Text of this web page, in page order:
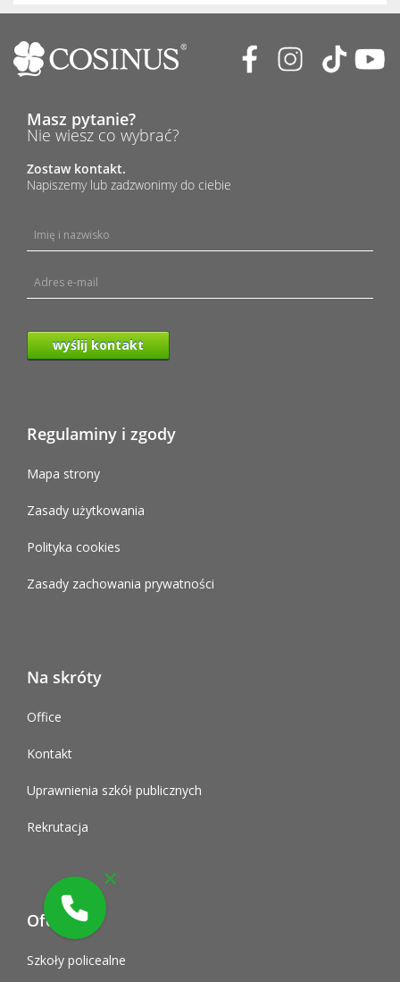
Masz pytanie?
Nie wiesz co wybrać?
Zostaw kontakt.
Napiszemy lub zadzwonimy do ciebie
wyślij kontakt
Regulaminy i zgody
Mapa strony
Zasady użytkowania
Polityka cookies
Zasady zachowania prywatności
Na skróty
Office
Kontakt
Uprawnienia szkół publicznych
Rekrutacja
Oferta
Szkoły policealne